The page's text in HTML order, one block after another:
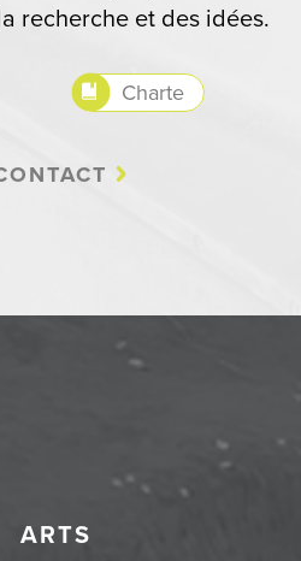
recherche et des idées.
Charte
ARTS